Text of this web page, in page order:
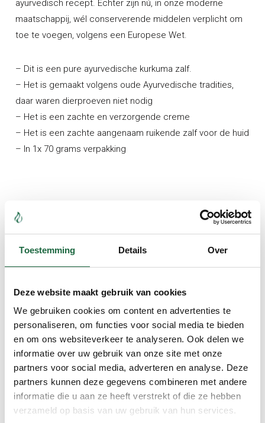
Toestemming Details Over
Deze website maakt gebruik van cookies
We gebruiken cookies om content en advertenties te
personaliseren, om functies voor social media te bieden
en om ons websiteverkeer te analyseren. Ook delen we
informatie over uw gebruik van onze site met onze
partners voor social media, adverteren en analyse. Deze
partners kunnen deze gegevens combineren met andere
informatie die u aan ze heeft verstrekt of die ze hebben
verzameld op basis van uw gebruik van hun services.
Meestgekocht
combinatie (brievenbus
verpakking)
€59.90
In winkelmand
ayurvedisch recept. Echter zijn nú, in onze moderne
maatschappij, wél conserverende middelen verplicht om
toe te voegen, volgens een Europese Wet.
– Dit is een pure ayurvedische kurkuma zalf.
– Het is gemaakt volgens oude Ayurvedische tradities,
daar waren dierproeven niet nodig
– Het is een zachte en verzorgende creme
– Het is een zachte aangenaam ruikende zalf voor de huid
– In 1x 70 grams verpakking